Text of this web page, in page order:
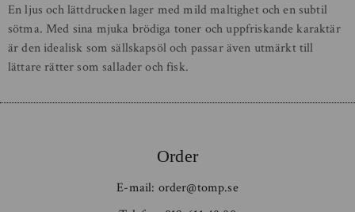
En ljus och lättdrucken lager med mild maltighet och en subtil
sötma. Med sina mjuka brödiga toner och uppfriskande karaktär
är den idealisk som sällskapsöl och passar även utmärkt till
lättare rätter som sallader och fisk.
Order
E-mail: order@tomp.se